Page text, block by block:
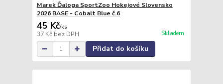
Marek Ďaloga SportZoo Hokejové Slovensko
2026 BASE - Cobalt Blue č.6
45 Kč/ks
37 Kč bez DPH Skladem
Přidat do košíku